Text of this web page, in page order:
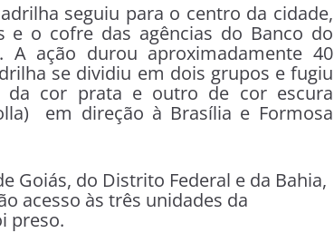
seguiu para o centro da cidade,
e o cofre das agências do Banco do
A ação durou aproximadamente 40
se dividiu em dois grupos e fugiu
da cor prata e outro de cor escura
em direção à Brasília e Formosa
Goiás, do Distrito Federal e da Bahia,
acesso às três unidades da
preso.